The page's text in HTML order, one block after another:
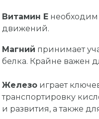
Витамин Е необходим
движений.
Магний принимает
белка. Крайне важен
Железо играет
транспортировку
и развития, а также